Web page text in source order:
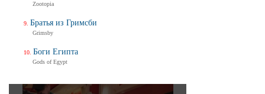
Zootopia
Братья из Гримсби
Grimsby
Боги Египта
Gods of Egypt